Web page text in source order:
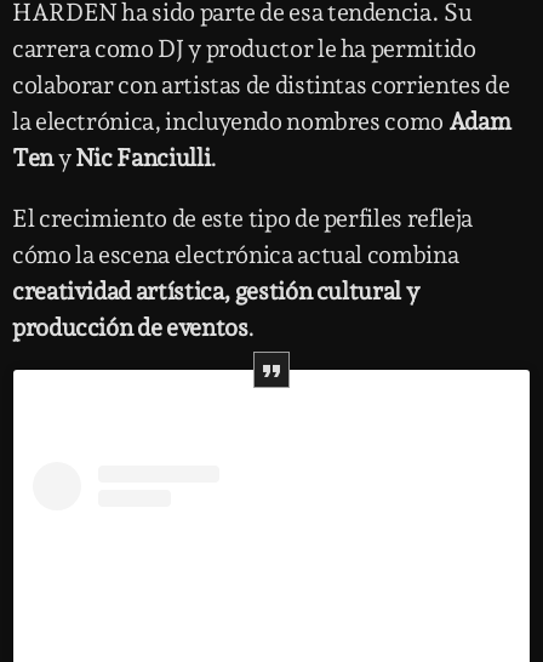
HARDEN ha sido parte de esa tendencia. Su
carrera como DJ y productor le ha permitido
colaborar con artistas de distintas corrientes de
la electrónica, incluyendo nombres como Adam
TenyNic Fanciulli.
El crecimiento de este tipo de perfiles refleja
cómo la escena electrónica actual combina
creatividad artística, gestión cultural y
producción de eventos.